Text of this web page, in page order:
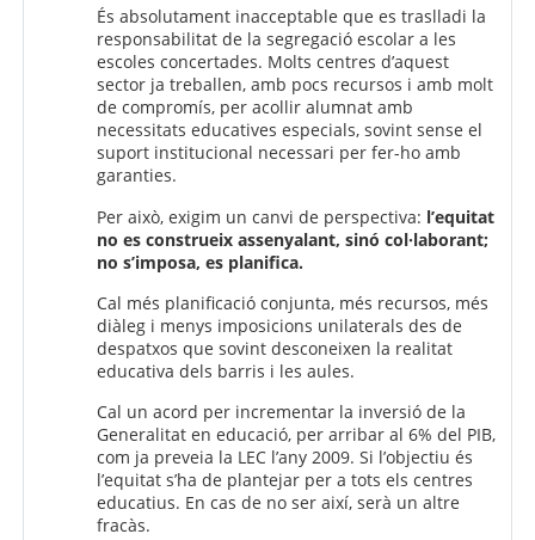
És absolutament inacceptable que es traslladi la
responsabilitat de la segregació escolar a les
escoles concertades. Molts centres d’aquest
sector ja treballen, amb pocs recursos i amb molt
de compromís, per acollir alumnat amb
necessitats educatives especials, sovint sense el
suport institucional necessari per fer-ho amb
garanties.
Per això, exigim un canvi de perspectiva: l’equitat
no es construeix assenyalant, sinó col·laborant;
no s’imposa, es planifica.
Cal més planificació conjunta, més recursos, més
diàleg i menys imposicions unilaterals des de
despatxos que sovint desconeixen la realitat
educativa dels barris i les aules.
Cal un acord per incrementar la inversió de la
Generalitat en educació, per arribar al 6% del PIB,
com ja preveia la LEC l’any 2009. Si l’objectiu és
l’equitat s’ha de plantejar per a tots els centres
educatius. En cas de no ser així, serà un altre
fracàs.